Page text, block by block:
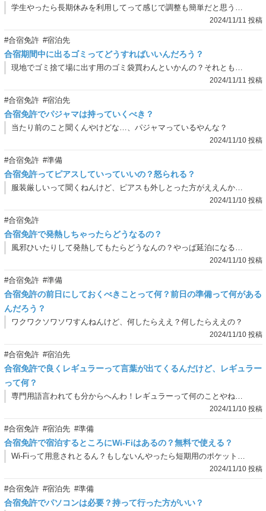
学生やったら長期休みを利用してって感じで調整も簡単だと思うねんけど、社会人はどうしとるんやろか。長期休みってそんな簡単に取れへんイメージあるし、免許合宿行くわ！って理由で有給をみんな取っとるんかな。
2024/11/11 投稿
#合宿免許 #宿泊先
合宿期間中に出るゴミってどうすればいいんだろう？
現地でゴミ捨て場に出す用のゴミ袋買わんといかんの？それとも勝手に捨ててくれるん？
2024/11/11 投稿
#合宿免許 #宿泊先
合宿免許でパジャマは持っていくべき？
当たり前のこと聞くんやけどな…、パジャマっているやんな？
2024/11/10 投稿
#合宿免許 #準備
合宿免許ってピアスしていっていいの？怒られる？
服装厳しいって聞くねんけど、ピアスも外しとった方がええんかな？
2024/11/10 投稿
#合宿免許
合宿免許で発熱しちゃったらどうなるの？
風邪ひいたりして発熱してもたらどうなんの？やっぱ延泊になるん？
2024/11/10 投稿
#合宿免許 #準備
合宿免許の前日にしておくべきことって何？前日の準備って何がある
んだろう？
ワクワクソワソワすんねんけど、何したらええ？何したらええの？
2024/11/10 投稿
#合宿免許 #宿泊先
合宿免許で良くレギュラーって言葉が出てくるんだけど、レギュラー
って何？
専門用語言われても分からへんわ！レギュラーって何のことやねん！何がレギュラーなん？ガソリンのことかと思ったわ！
2024/11/10 投稿
#合宿免許 #宿泊先 #準備
合宿免許で宿泊するところにWi-Fiはあるの？無料で使える？
Wi-Fiって用意されとるん？もしないんやったら短期用のポケットWi-Fi持参せなあかんわって思っとったんやけど、どうなん？
2024/11/10 投稿
#合宿免許 #宿泊先 #準備
合宿免許でパソコンは必要？持って行った方がいい？